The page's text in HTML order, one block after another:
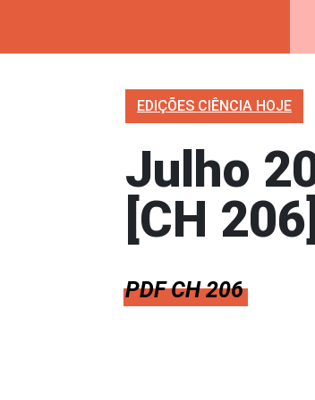
EDIÇÕES CIÊNCIA HOJE
Julho
[CH 206]
PDF CH 206